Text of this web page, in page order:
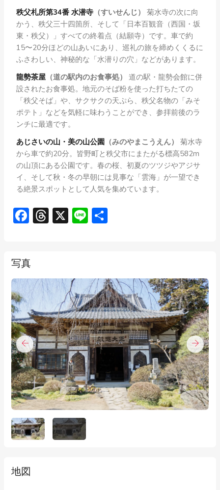
秩父札所第34番 水潜寺 （すいせんじ）
菊水寺の次に向
かう、秩父三十四箇所、そして「日本百観音（西国・坂
東・秩父）」すべての終着点（結願寺）です。車で約
15〜20分ほどの山あいにあり、巡礼の旅を締めくくるに
ふさわしい、神秘的な「水潜りの穴」などがあります。
龍勢茶屋 （道の駅内のお食事処）
道の駅・龍勢会館に併
設されたお食事処。地元のそば粉を使った打ちたての
「秩父そば」や、サクサクの天ぷら、秩父名物の「みそ
ポテト」などを気軽に味わうことができ、参拝前後のラ
ンチに最適です。
あじさいの山・美の山公園 （みのやまこうえん）
菊水寺
から車で約20分。皆野町と秩父市にまたがる標高582m
の山頂にある公園です。春の桜、初夏のツツジやアジサ
イ、そして秋・冬の早朝には見事な「雲海」が一望でき
る絶景スポットとして人気を集めています。
Facebook
Threads
X Line
写真
地図